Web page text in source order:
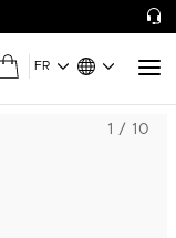
FR
1 / 10